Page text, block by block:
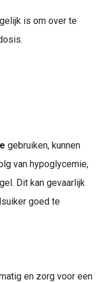
is om over te
gebruiken, kunnen
van hypoglycemie,
Dit kan gevaarlijk
goed te
en zorg voor een